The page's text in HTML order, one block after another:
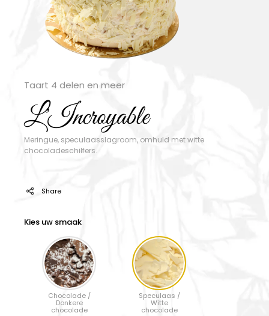
Taart 4 delen en meer
L'Incroyable
Meringue, speculaasslagroom, omhuld met witte
chocoladeschilfers.
Share
Kies uw smaak
Chocolade /
Donkere
chocolade
Speculaas /
Witte
chocolade